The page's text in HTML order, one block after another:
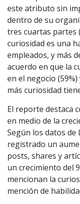
este atributo sin
dentro de su
tres cuartas partes
curiosidad es una
empleados, y más
acuerdo en que la
en el negocio
más curiosidad
El reporte destaca
en medio de la
Según los datos de
registrado un
posts, shares y
un crecimiento del
mencionan la
mención de